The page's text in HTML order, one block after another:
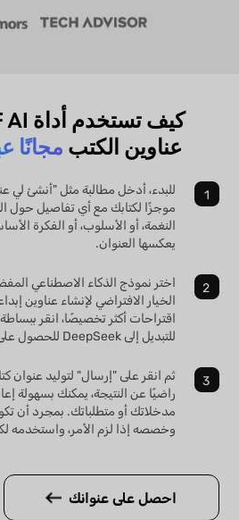
عناوين الكتب مجانًا
للبدء، أدخل مطالبة مثل "أنشئ لي
موجزًا لكتابك مع أي تفاصيل حول
النغمة، أو الأسلوب، أو الفكرة
يعكسها العنوان.
الخيار الافتراضي لإنشاء عناوين
للتبديل إلى DeepSeek للحصول على نهج مختلف.
ثم انقر على "إرسال" لتوليد عنوان
راضيًا عن النتيجة، يمكنك بسهولة
مدخلاتك أو متطلباتك. بمجرد أن
وخصصه إذا لزم الأمر، واستخدمه
احصل على عنوانك